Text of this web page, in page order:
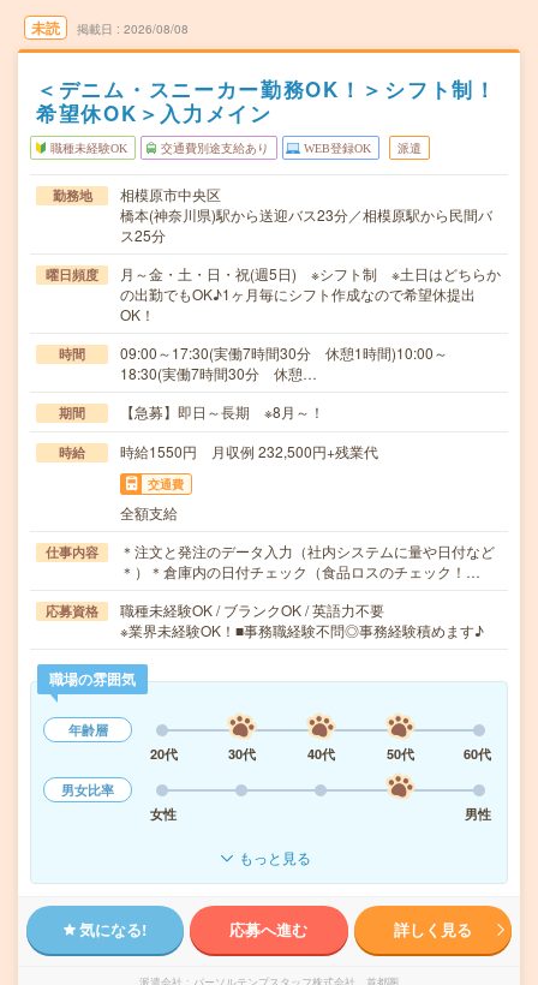
未読 掲載日 2026/08/08
＜デニム・スニーカー勤務OK！＞シフト制！
希望休OK＞入力メイン
職種未経験OK 交通費別途支給あり WEB登録OK 派遣
勤務地
相模原市中央区
橋本(神奈川県)駅から送迎バス23分／相模原駅から民間バ
ス25分
曜日頻度
月～金・土・日・祝(週5日) ※シフト制 ※土日はどちらか
の出勤でもOK♪1ヶ月毎にシフト作成なので希望休提出
OK！
時間
09:00～17:30(実働7時間30分 休憩1時間)10:00～
18:30(実働7時間30分 休憩…
期間 【急募】即日～長期 ※8月～！
時給 時給1550円 月収例 232,500円+残業代
交通費
全額支給
仕事内容
＊注文と発注のデータ入力（社内システムに量や日付など
＊）＊倉庫内の日付チェック（食品ロスのチェック！…
応募資格
職種未経験OK / ブランクOK / 英語力不要
※業界未経験OK！■事務職経験不問◎事務経験積めます♪
職場の雰囲気
年齢層
20代
30代 40代 50代
60代
男女比率
女性
男性
もっと見る
気になる! 応募へ進む 詳しく見る